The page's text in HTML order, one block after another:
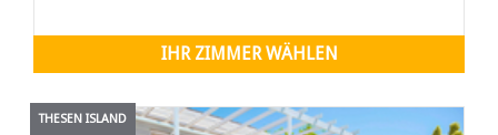
IHR ZIMMER WÄHLEN
THESEN ISLAND